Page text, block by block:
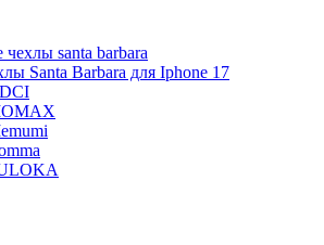
чехлы santa barbara
Santa Barbara для Iphone 17